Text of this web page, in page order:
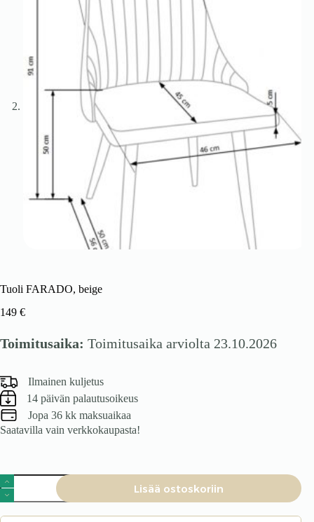
Tuoli FARADO, beige
149 €
Toimitusaika: Toimitusaika arviolta 23.10.2026
Ilmainen kuljetus
14 päivän palautusoikeus
Jopa 36 kk maksuaikaa
Saatavilla vain verkkokaupasta!
Tuoli
FARADO,
beige
määrä
Lisää ostoskoriin